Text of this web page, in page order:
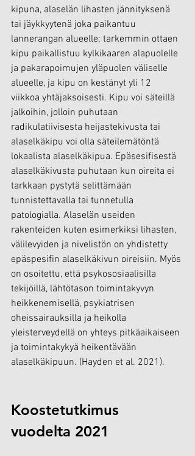
kipuna, alaselän lihasten jännityksenä
tai jäykkyytenä joka paikantuu
lannerangan alueelle; tarkemmin ottaen
kipu paikallistuu kylkikaaren alapuolelle
ja pakarapoimujen yläpuolen väliselle
alueelle, ja kipu on kestänyt yli 12
viikkoa yhtäjaksoisesti. Kipu voi säteillä
jalkoihin, jolloin puhutaan
radikulatiivisesta heijastekivusta tai
alaselkäkipu voi olla säteilemätöntä
lokaalista alaselkäkipua. Epäsesifisestä
alaselkäkivusta puhutaan kun oireita ei
tarkkaan pystytä selittämään
tunnistettavalla tai tunnetulla
patologialla. Alaselän useiden
rakenteiden kuten esimerkiksi lihasten,
välilevyiden ja nivelistön on yhdistetty
epäspesifin alaselkäkivun oireisiin. Myös
on osoitettu, että psykososiaalisilla
tekijöillä, lähtötason toimintakyvyn
heikkenemisellä, psykiatrisen
oheissairauksilla ja heikolla
yleisterveydellä on yhteys pitkäaikaiseen
ja toimintakykyä heikentävään
alaselkäkipuun. (Hayden et al. 2021).
Koostetutkimus
vuodelta 2021